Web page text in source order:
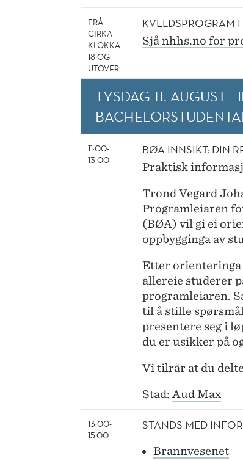
FRÅ
CIRKA
KLOKKA
18 OG
UTOVER
KVELDSPROGRAM
Sjå nhhs.no for
TYSDAG 11. AUGUST -
11:00-
13:00
BØA INNSIKT: DIN
Praktisk
Trond Vegard
Programleiaren
(BØA) vil gi ei
oppbygginga av
Etter orienteringa
allereie studerer
programleiaren.
til å stille
presentere seg i
du er usikker på
Vi tilrår at du
Stad: Aud Max
13:00-
15.00
STANDS MED
Brannvesenet